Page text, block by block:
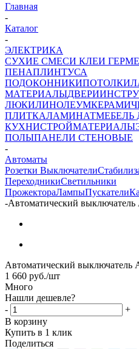
Главная
-
Каталог
-
ЭЛЕКТРИКА
СУХИЕ СМЕСИ КЛЕИ
ПЕНАПЛИНТУСА
ПОДОКОННИКИПОТОЛКИ
МАТЕРИАЛЫДВЕРИ
ЛЮКИЛИНОЛЕУМ
ПЛИТКАЛАМИНАТМЕБЕЛЬ
КУХНИСТРОЙМАТЕРИАЛЫ
ПОЛЫПАНЕЛИ СТЕНОВЫЕ
-
Автоматы
Розетки Выключатели
ПереходникиСветильники
ПрожектораЛампыПускатели
-Автоматический
Автоматический
1 660 руб./шт
Много
Нашли дешевле?
-
+
В корзину
Купить в 1 клик
Поделиться